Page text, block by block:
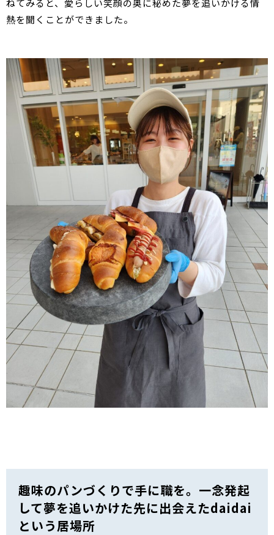
ねてみると、愛らしい笑顔の奥に秘めた夢を追いかける情
熱を聞くことができました。
趣味のパンづくりで手に職を。一念発起
して夢を追いかけた先に出会えたdaidai
という居場所